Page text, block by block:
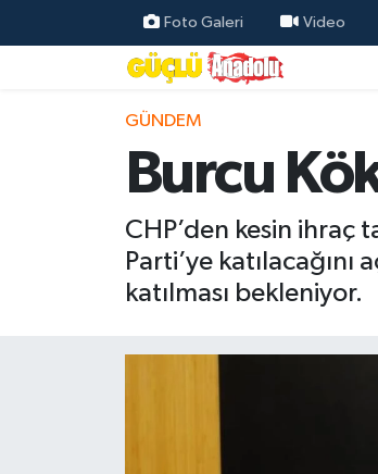
Foto Galeri Video
GÜNDEM
Burcu
CHP’den kesin ihraç
Parti’ye
katılması bekleniyor.
Özel Haber
Resmi İlanlar
Ekonomi
Gündem